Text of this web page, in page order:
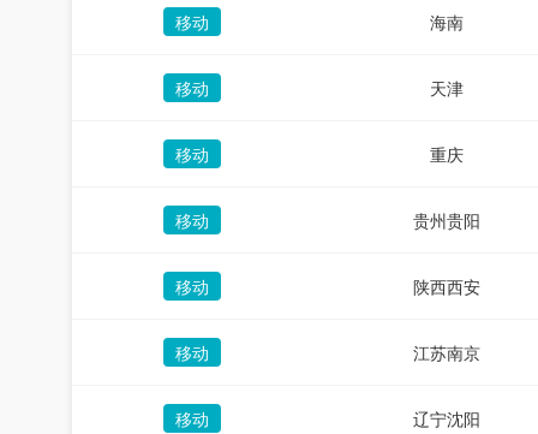
移动 海南
移动 天津
移动 重庆
移动 贵州贵阳
移动 陕西西安
移动 江苏南京
移动 辽宁沈阳